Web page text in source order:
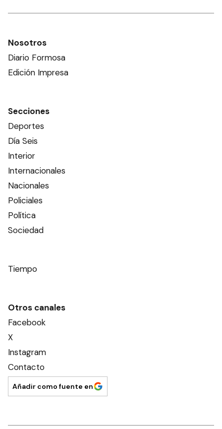
Nosotros
Diario Formosa
Edición Impresa
Secciones
Deportes
Día Seis
Interior
Internacionales
Nacionales
Policiales
Política
Sociedad
Tiempo
Otros canales
Facebook
X
Instagram
Contacto
Añadir como fuente en